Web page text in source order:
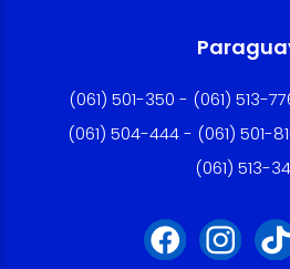
(061) 501-350 - (061) 513-
(061) 504-444 - (061) 501-
(061) 513-